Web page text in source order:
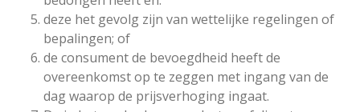
deze het gevolg zijn van wettelijke regelingen of
bepalingen; of
de consument de bevoegdheid heeft de
overeenkomst op te zeggen met ingang van de
dag waarop de prijsverhoging ingaat.